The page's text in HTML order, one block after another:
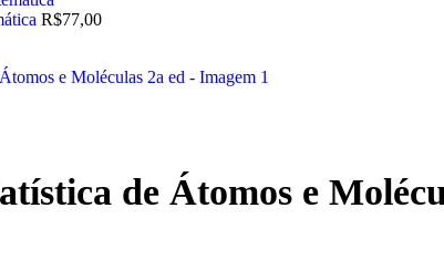
R$77,00
de Átomos e